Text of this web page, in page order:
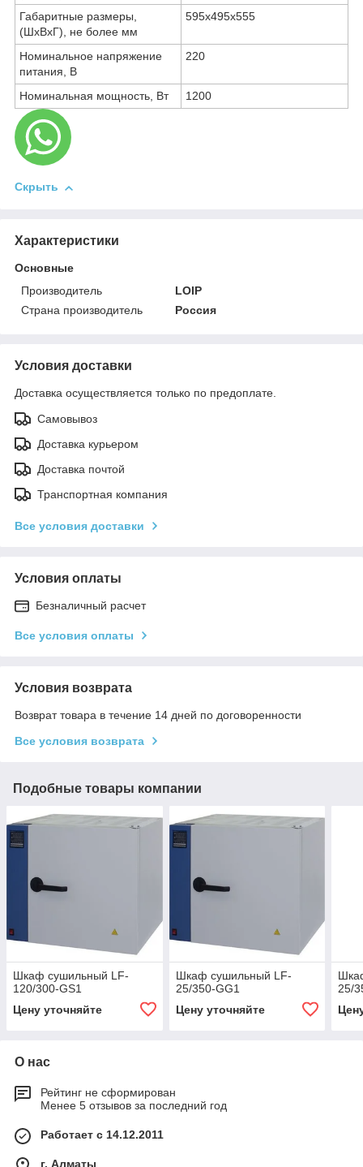
Габаритные размеры,
(ШхВхГ), не более мм
595х495х555
Номинальное напряжение
питания, В
220
Номинальная мощность, Вт 1200
Скрыть
Характеристики
Основные
Производитель
LOIP
Страна производитель
Россия
Условия доставки
Доставка осуществляется только по предоплате.
Самовывоз
Доставка курьером
Доставка почтой
Транспортная компания
Все условия доставки
Условия оплаты
Безналичный расчет
Все условия оплаты
Условия возврата
Возврат товара в течение 14 дней по договоренности
Все условия возврата
Подобные товары компании
Шкаф сушильный LF-
120/300-GS1
Цену уточняйте
Шкаф сушильный LF-
25/350-GG1
Цену уточняйте
25/
О нас
Рейтинг не сформирован
Менее 5 отзывов за последний год
Работает с 14.12.2011
г. Алматы